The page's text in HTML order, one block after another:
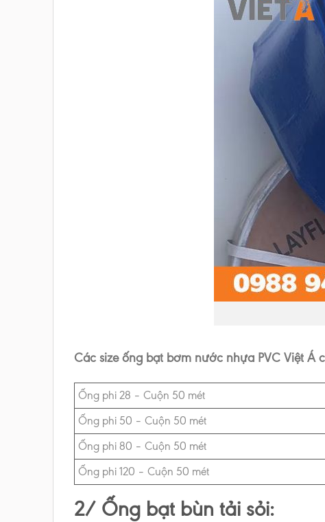
Các size ống bạt bơm nước nhựa PVC Việt Á
Ống phi 28 – Cuộn 50 mét
Ống phi 50 – Cuộn 50 mét
Ống phi 80 – Cuộn 50 mét
Ống phi 120 – Cuộn 50 mét
2/ Ống bạt bùn tải sỏi: